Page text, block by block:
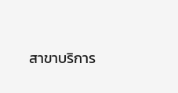
สาขาบริการ